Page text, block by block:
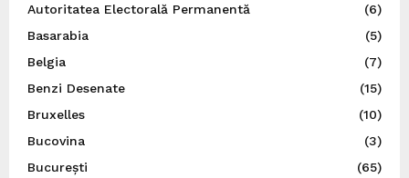
Autoritatea Electorală Permanentă
(6)
Basarabia
(5)
Belgia
(7)
Benzi Desenate
(15)
Bruxelles
(10)
Bucovina
(3)
București
(65)